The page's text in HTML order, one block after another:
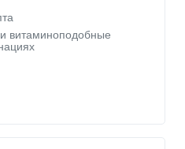
витаминоподобные